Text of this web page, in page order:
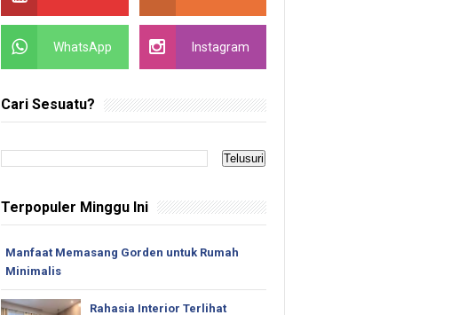
WhatsApp Instagram
Cari Sesuatu?
Terpopuler Minggu Ini
Manfaat Memasang Gorden untuk Rumah
Minimalis
Rahasia Interior Terlihat